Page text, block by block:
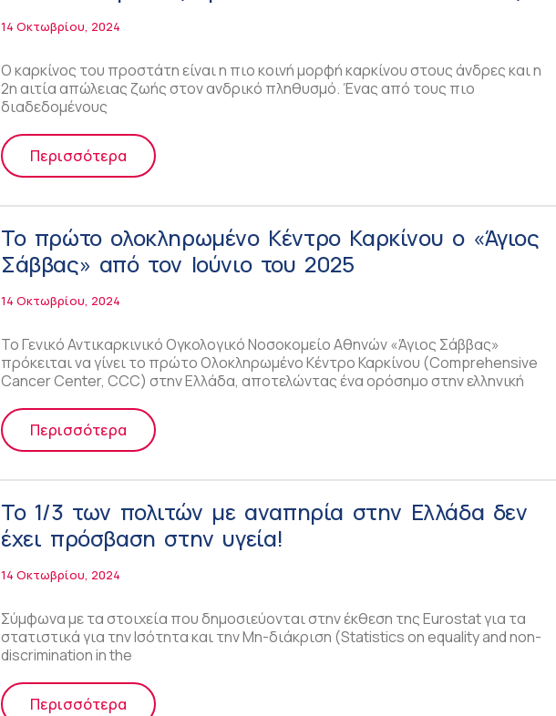
14 Οκτωβρίου, 2024
Ο καρκίνος του προστάτη είναι η πιο κοινή μορφή καρκίνου στους άνδρες και η
2η αιτία απώλειας ζωής στον ανδρικό πληθυσμό. Ένας από τους πιο
διαδεδομένους
Περισσότερα
Το πρώτο ολοκληρωμένο Κέντρο Καρκίνου ο «Άγιος
Σάββας» από τον Ιούνιο του 2025
14 Οκτωβρίου, 2024
Το Γενικό Αντικαρκινικό Ογκολογικό Νοσοκομείο Αθηνών «Άγιος Σάββας»
πρόκειται να γίνει το πρώτο Ολοκληρωμένο Κέντρο Καρκίνου (Comprehensive
Cancer Center, CCC) στην Ελλάδα, αποτελώντας ένα ορόσημο στην ελληνική
Περισσότερα
Το 1/3 των πολιτών με αναπηρία στην Ελλάδα δεν
έχει πρόσβαση στην υγεία!
14 Οκτωβρίου, 2024
Σύμφωνα με τα στοιχεία που δημοσιεύονται στην έκθεση της Eurostat για τα
στατιστικά για την Ισότητα και την Μη-διάκριση (Statistics on equality and non-
discrimination in the
Περισσότερα